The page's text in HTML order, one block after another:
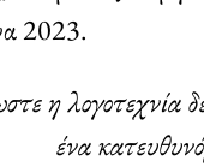
2023.
η λογοτεχνία
ένα